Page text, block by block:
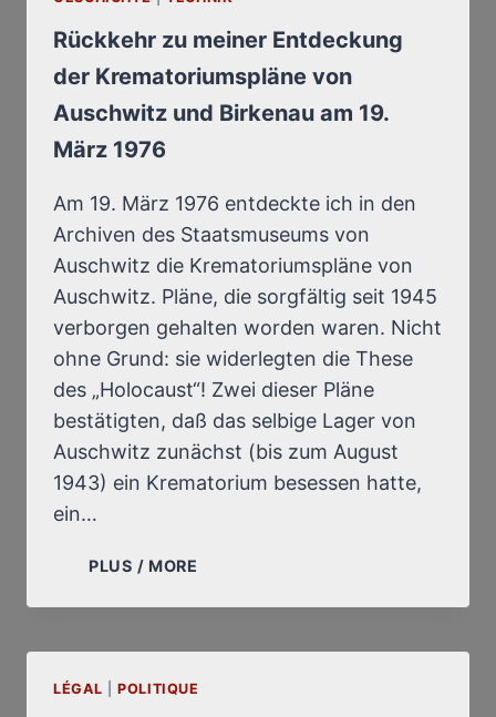
AND
BIRKENAU
Rückkehr zu meiner Entdeckung
der Krematoriumspläne von
Auschwitz und Birkenau am 19.
März 1976
Am 19. März 1976 entdeckte ich in den
Archiven des Staatsmuseums von
Auschwitz die Krematoriumspläne von
Auschwitz. Pläne, die sorgfältig seit 1945
verborgen gehalten worden waren. Nicht
ohne Grund: sie widerlegten die These
des „Holocaust“! Zwei dieser Pläne
bestätigten, daß das selbige Lager von
Auschwitz zunächst (bis zum August
1943) ein Krematorium besessen hatte,
ein…
PLUS / MORE
MEINER
LÉGAL |POLITIQUE